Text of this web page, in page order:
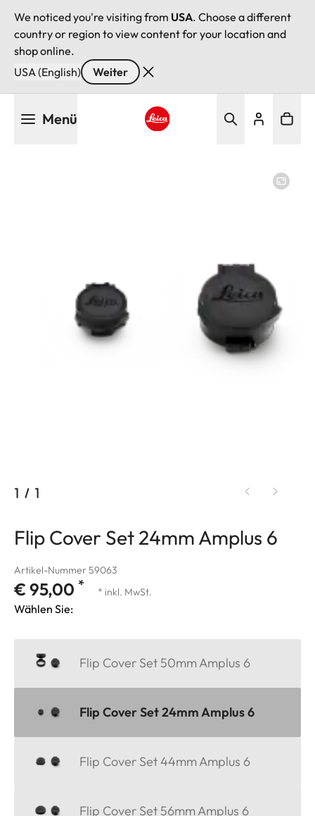
We noticed you're visiting from USA. Choose a different
country or region to view content for your location and
shop online.
USA (English)
Weiter
Menü
1 / 1
Flip Cover Set 24mm Amplus 6
Artikel-Nummer 59063
€ 95,00 * * inkl. MwSt.
Wählen Sie:
Flip Cover Set 50mm Amplus 6
Flip Cover Set 24mm Amplus 6
Flip Cover Set 44mm Amplus 6
Flip Cover Set 56mm Amplus 6